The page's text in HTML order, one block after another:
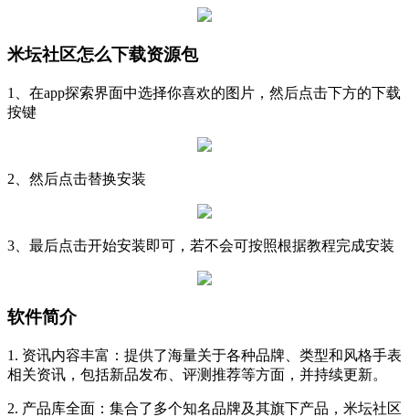
米坛社区怎么下载资源包
1、在app探索界面中选择你喜欢的图片，然后点击下方的下载
按键
2、然后点击替换安装
3、最后点击开始安装即可，若不会可按照根据教程完成安装
软件简介
1. 资讯内容丰富：提供了海量关于各种品牌、类型和风格手表
相关资讯，包括新品发布、评测推荐等方面，并持续更新。
2. 产品库全面：集合了多个知名品牌及其旗下产品，米坛社区